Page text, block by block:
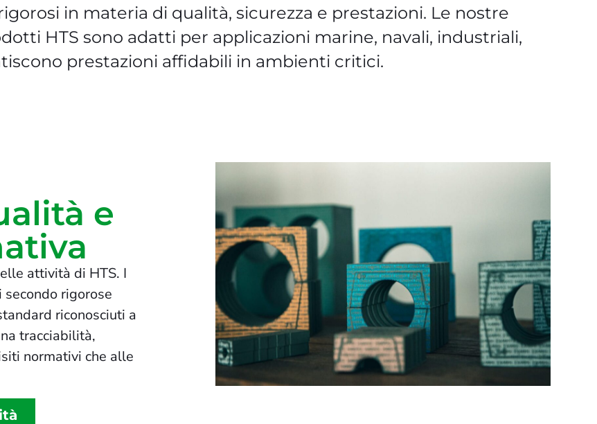
in materia di qualità, sicurezza e prestazioni. Le nostre
HTS sono adatti per applicazioni marine, navali, industriali,
prestazioni affidabili in ambienti critici.
e
attività di HTS. I
rigorose
riconosciuti a
tracciabilità,
normativi che alle